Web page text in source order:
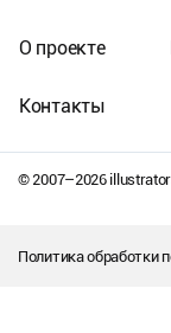
© 2007–2026
О проекте
Контакты
Политика обработки